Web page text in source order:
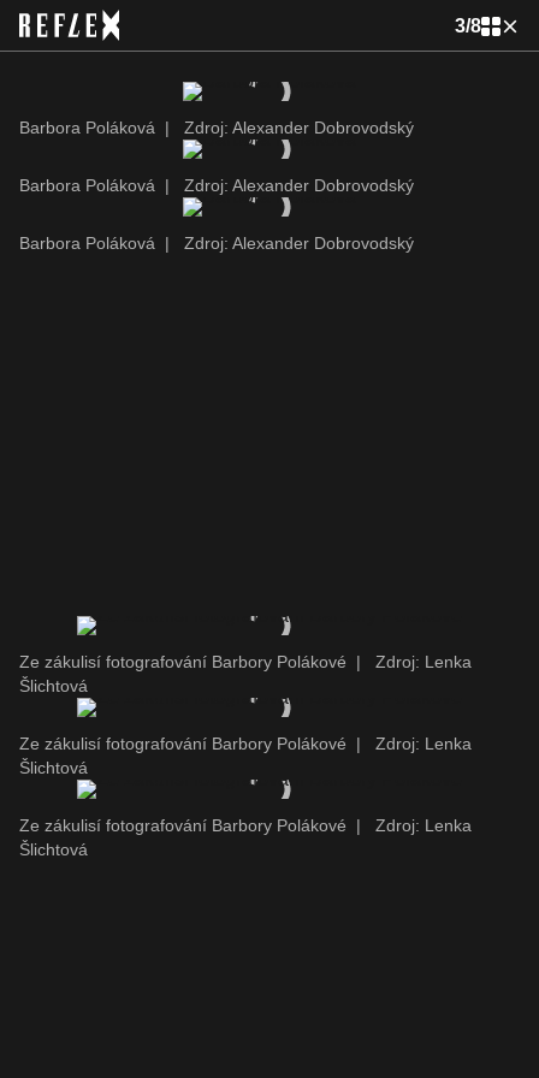
3/8
Barbora Poláková | Zdroj: Alexander Dobrovodský
Barbora Poláková | Zdroj: Alexander Dobrovodský
Barbora Poláková | Zdroj: Alexander Dobrovodský
Ze zákulisí fotografování Barbory Polákové |
Zdroj: Lenka
Šlichtová
Ze zákulisí fotografování Barbory Polákové |
Zdroj: Lenka
Šlichtová
Ze zákulisí fotografování Barbory Polákové |
Zdroj: Lenka
Šlichtová